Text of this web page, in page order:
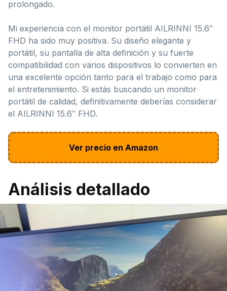
prolongado.
Mi experiencia con el monitor portátil AILRINNI 15.6″
FHD ha sido muy positiva. Su diseño elegante y
portátil, su pantalla de alta definición y su fuerte
compatibilidad con varios dispositivos lo convierten en
una excelente opción tanto para el trabajo como para
el entretenimiento. Si estás buscando un monitor
portátil de calidad, definitivamente deberías considerar
el AILRINNI 15.6″ FHD.
Ver precio en Amazon
Análisis detallado